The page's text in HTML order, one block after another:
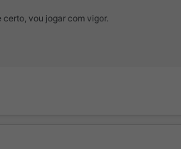
vou jogar com vigor.